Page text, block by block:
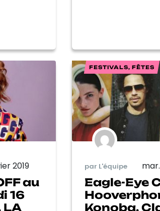
2019
au
16
LA
FESTIVALS, FÊTES
par L'équipe
Eagle-Eye
Konoba,